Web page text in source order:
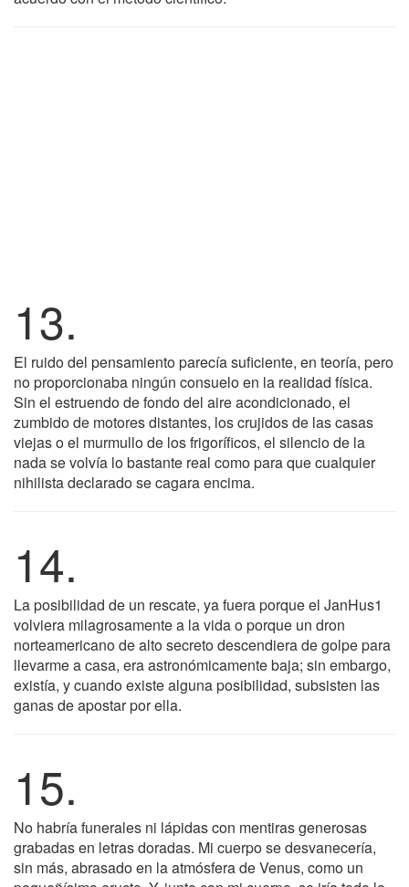
13.
El ruido del pensamiento parecía suficiente, en teoría, pero
no proporcionaba ningún consuelo en la realidad física.
Sin el estruendo de fondo del aire acondicionado, el
zumbido de motores distantes, los crujidos de las casas
viejas o el murmullo de los frigoríficos, el silencio de la
nada se volvía lo bastante real como para que cualquier
nihilista declarado se cagara encima.
14.
La posibilidad de un rescate, ya fuera porque el JanHus1
volviera milagrosamente a la vida o porque un dron
norteamericano de alto secreto descendiera de golpe para
llevarme a casa, era astronómicamente baja; sin embargo,
existía, y cuando existe alguna posibilidad, subsisten las
ganas de apostar por ella.
15.
No habría funerales ni lápidas con mentiras generosas
grabadas en letras doradas. Mi cuerpo se desvanecería,
sin más, abrasado en la atmósfera de Venus, como un